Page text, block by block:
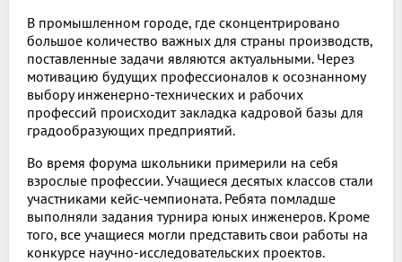
В промышленном городе, где сконцентрировано
большое количество важных для страны производств,
поставленные задачи являются актуальными. Через
мотивацию будущих профессионалов к осознанному
выбору инженерно-технических и рабочих
профессий происходит закладка кадровой базы для
градообразующих предприятий.
Во время форума школьники примерили на себя
взрослые профессии. Учащиеся десятых классов стали
участниками кейс-чемпионата. Ребята помладше
выполняли задания турнира юных инженеров. Кроме
того, все учащиеся могли представить свои работы на
конкурсе научно-исследовательских проектов.